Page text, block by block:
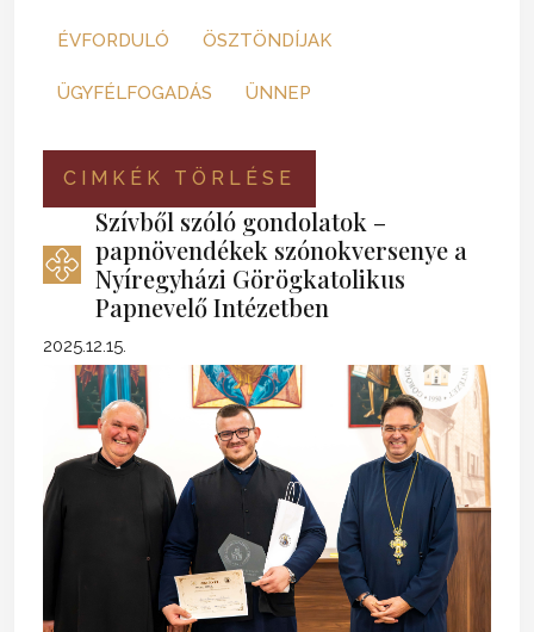
ÉVFORDULÓ ÖSZTÖNDÍJAK
ÜGYFÉLFOGADÁS ÜNNEP
CIMKÉK TÖRLÉSE
Szívből szóló gondolatok –
papnövendékek szónokversenye a
Nyíregyházi Görögkatolikus
Papnevelő Intézetben
2025.12.15.